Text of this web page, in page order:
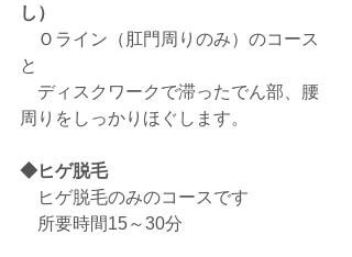
し）
Ｏライン（肛門周りのみ）のコース
と
ディスクワークで滞ったでん部、腰
周りをしっかりほぐします。
◆ヒゲ脱毛
ヒゲ脱毛のみのコースです
所要時間15～30分